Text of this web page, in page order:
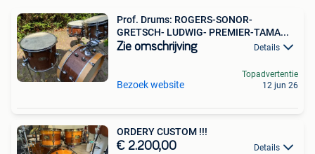
Prof. Drums: ROGERS-SONOR-
GRETSCH- LUDWIG- PREMIER-TAMA...
Zie omschrijving Details
Bezoek website
Topadvertentie
12 jun 26
ORDERY CUSTOM !!!
€ 2.200,00 Details